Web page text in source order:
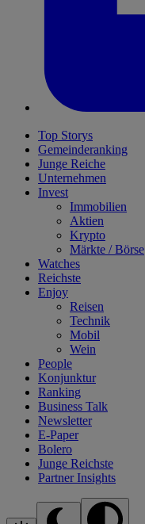
Top Storys
Gemeinderanking
Junge Reiche
Unternehmen
Invest
Immobilien
Aktien
Krypto
Märkte / Börse
Watches
Reichste
Enjoy
Reisen
Technik
Mobil
Wein
People
Konjunktur
Ranking
Business Talk
Newsletter
E-Paper
Bolero
Junge Reichste
Partner Insights